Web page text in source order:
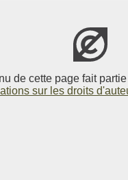
de cette page fait
sur les droits